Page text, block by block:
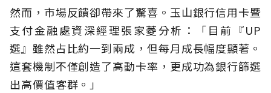
然而，市場反饋卻帶來了驚喜。玉山銀行信用卡暨
支付金融處資深經理張家菱分析：「目前『UP
選』雖然占比約一到兩成，但每月成長幅度顯著。
這套機制不僅創造了高動卡率，更成功為銀行篩選
出高價值客群。」